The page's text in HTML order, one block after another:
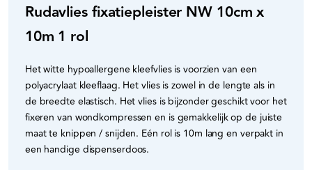
Rudavlies fixatiepleister NW 10cm x
10m 1 rol
Het witte hypoallergene kleefvlies is voorzien van een
polyacrylaat kleeflaag. Het vlies is zowel in de lengte als in
de breedte elastisch. Het vlies is bijzonder geschikt voor het
fixeren van wondkompressen en is gemakkelijk op de juiste
maat te knippen / snijden. Eén rol is 10m lang en verpakt in
een handige dispenserdoos.